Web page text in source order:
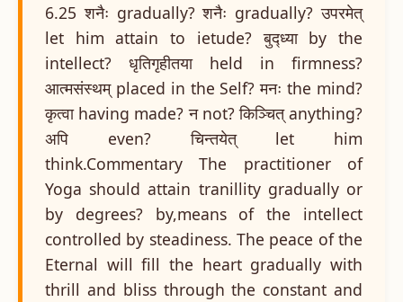
6.25 शनैः gradually? शनैः gradually? उपरमेत्
let him attain to ietude? बुद्ध्या by the
intellect? धृतिगृहीतया held in firmness?
आत्मसंस्थम् placed in the Self? मनः the mind?
कृत्वा having made? न not? किञ्चित् anything?
अपि even? चिन्तयेत् let him
think.Commentary The practitioner of
Yoga should attain tranillity gradually or
by degrees? by,means of the intellect
controlled by steadiness. The peace of the
Eternal will fill the heart gradually with
thrill and bliss through the constant and